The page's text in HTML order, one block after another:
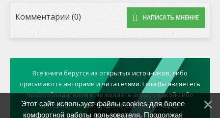
Комментарии (0) НАПИСАТЬ МНЕНИЕ
Все книги берутся из открытых источников, либо
присылаются авторами и читателями. Если Вы являетесь
правообладателем и не желаете видеть какой-либо
материал на сайте, свяжитесь с нами через
форму обратной связи
Этот сайт использует файлы cookies для более
комфортной работы пользователя. Продолжая